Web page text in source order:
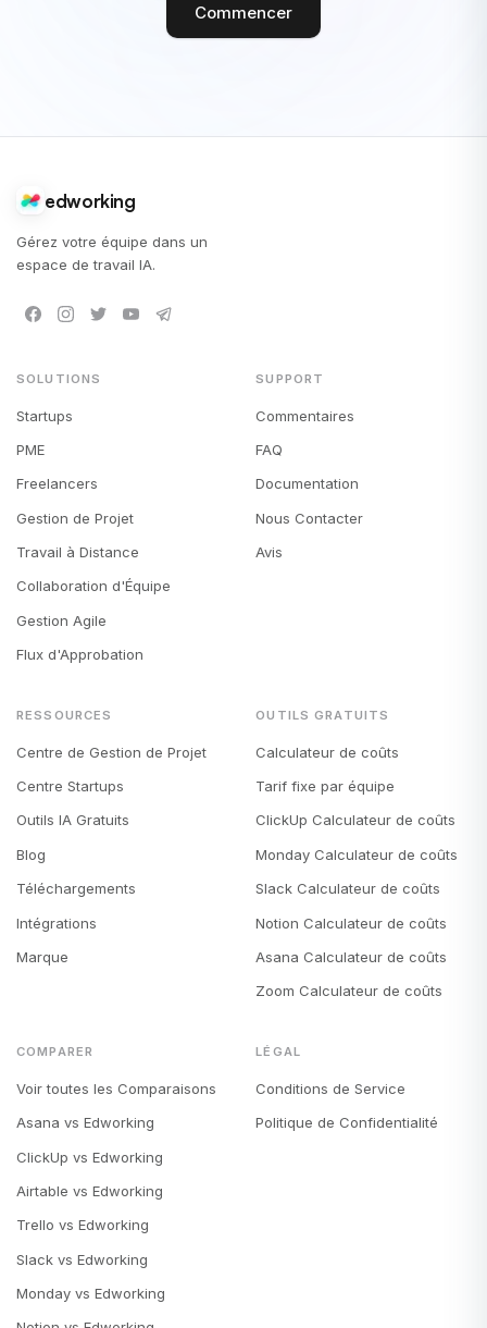
Commencer
edworking
Gérez votre équipe dans un
espace de travail IA.
SOLUTIONS
Startups
PME
Freelancers
Gestion de Projet
Travail à Distance
Collaboration d'Équipe
Gestion Agile
Flux d'Approbation
SUPPORT
Commentaires
FAQ
Documentation
Nous Contacter
Avis
RESSOURCES
Centre de Gestion de Projet
Centre Startups
Outils IA Gratuits
Blog
Téléchargements
Intégrations
Marque
OUTILS GRATUITS
Calculateur de coûts
Tarif fixe par équipe
ClickUp Calculateur de coûts
Monday Calculateur de coûts
Slack Calculateur de coûts
Notion Calculateur de coûts
Asana Calculateur de coûts
Zoom Calculateur de coûts
COMPARER
Voir toutes les Comparaisons
Asana vs Edworking
ClickUp vs Edworking
Airtable vs Edworking
Trello vs Edworking
Slack vs Edworking
Monday vs Edworking
LÉGAL
Conditions de Service
Politique de Confidentialité